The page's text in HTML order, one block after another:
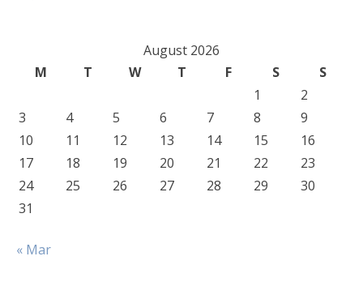
August 2026
M
T W T F S
S
1
2
3
4 5 6 7 8
9
10
11 12 13 14 15
16
17
18 19 20 21 22
23
24
25 26 27 28 29
30
31
« Mar